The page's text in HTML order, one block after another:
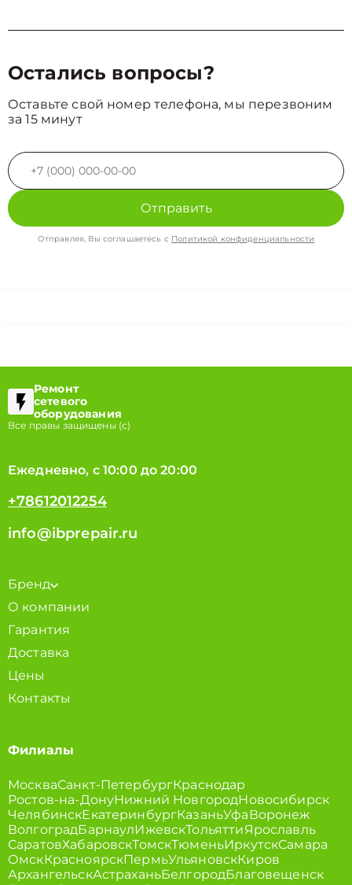
Остались вопросы?
Оставьте свой номер телефона, мы перезвоним
за 15 минут
Отправить
Отправляя, Вы соглашаетесь с Политикой конфиденциальности
Ремонт
сетевого
оборудования
Все правы защищены (с)
Ежедневно, с 10:00 до 20:00
+78612012254
info@ibprepair.ru
Бренд
О компании
Гарантия
Доставка
Цены
Контакты
Филиалы
МоскваСанкт-ПетербургКраснодар
Ростов-на-ДонуНижний НовгородНовосибирск
ЧелябинскЕкатеринбургКазаньУфаВоронеж
ВолгоградБарнаулИжевскТольяттиЯрославль
СаратовХабаровскТомскТюменьИркутскСамара
ОмскКрасноярскПермьУльяновскКиров
АрхангельскАстраханьБелгородБлаговещенск